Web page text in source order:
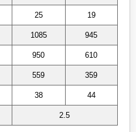
25 19
1085 945
950 610
559 359
38 44
2.5